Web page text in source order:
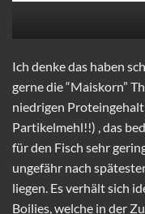
Ich denke das haben
gerne die “Maiskorn”
niedrigen
Partikelmehl!!) , das
für den Fisch sehr
ungefähr nach
liegen. Es verhält sich
Boilies, welche in der